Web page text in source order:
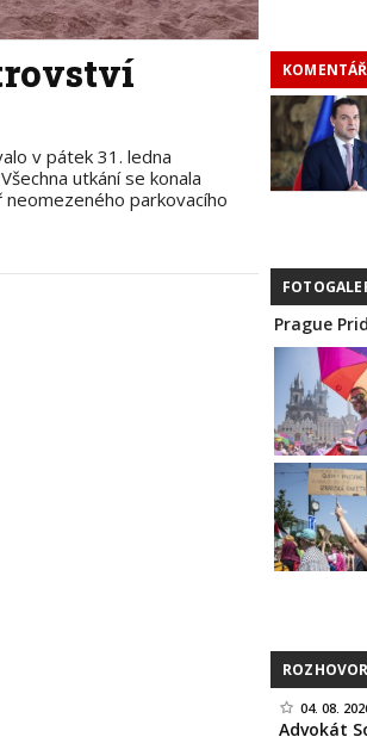
v pátek 31. ledna
utkání se konala
parkovacího
KOMENTÁŘ
Prague
04. 08.
Advokát